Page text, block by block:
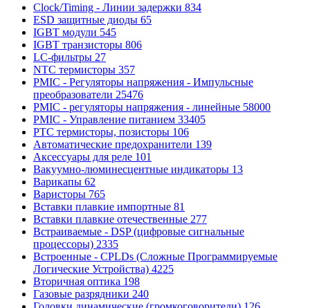
Clock/Timing - Линии задержки 834
ESD защитные диоды 65
IGBT модули 545
IGBT транзисторы 806
LC-фильтры 27
NTC термисторы 357
PMIC - Регуляторы напряжения - Импульсные
преобразователи 25476
PMIC - регуляторы напряжения - линейные 58000
PMIC - Управление питанием 33405
PTC термисторы, позисторы 106
Автоматические предохранители 139
Аксессуары для реле 101
Вакуумно-люминесцентные индикаторы 13
Варикапы 62
Варисторы 765
Вставки плавкие импортные 81
Вставки плавкие отечественные 277
Встраиваемые - DSP (цифровые сигнальные
процессоры) 2335
Встроенные - CPLDs (Сложные Программируемые
Логические Устройства) 4225
Вторичная оптика 198
Газовые разрядники 240